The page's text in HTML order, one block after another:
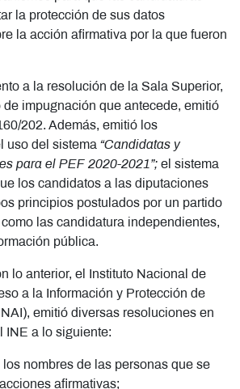
la protección de sus datos
la acción afirmativa por la que fueron
a la resolución de la Sala Superior,
de impugnación que antecede, emitió
202. Además, emitió los
uso del sistema “Candidatas y
para el PEF 2020-2021”; el sistema
los candidatos a las diputaciones
principios postulados por un partido
las candidatura independientes,
pública.
lo anterior, el Instituto Nacional de
a la Información y Protección de
emitió diversas resoluciones en
INE a lo siguiente:
nombres de las personas que se
afirmativas;